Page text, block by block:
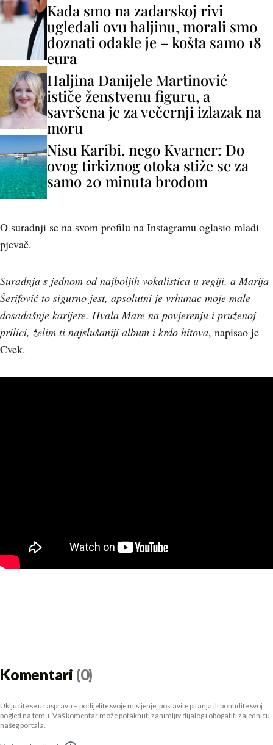
Kada smo na zadarskoj rivi
ugledali ovu haljinu, morali smo
doznati odakle je – košta samo 18
eura
Haljina Danijele Martinović
ističe ženstvenu figuru, a
savršena je za večernji izlazak na
moru
Nisu Karibi, nego Kvarner: Do
ovog tirkiznog otoka stiže se za
samo 20 minuta brodom
O suradnji se na svom profilu na Instagramu oglasio mladi
pjevač.
Suradnja s jednom od najboljih vokalistica u regiji, a Marija
Šerifović to sigurno jest, apsolutni je vrhunac moje male
dosadašnje karijere. Hvala Mare na povjerenju i pruženoj
prilici, želim ti najslušaniji album i krdo hitova, napisao je
Cvek.
Komentari (0)
Uključite se u raspravu – podijelite svoje mišljenje, postavite pitanja ili ponudite svoj
pogled na temu. Vaš komentar može potaknuti zanimljiv dijalog i obogatiti zajednicu
našeg portala.